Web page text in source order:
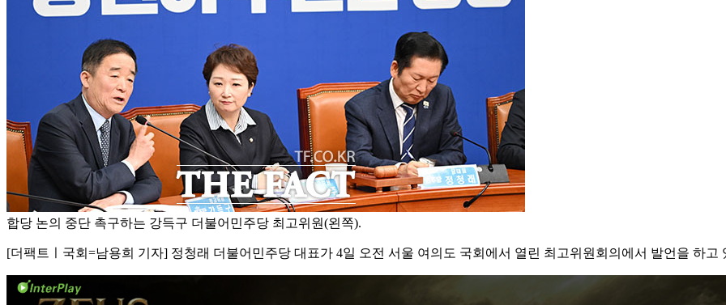
합당 논의 중단 촉구하는 강득구 더불어민주당 최고위원(왼쪽).
[더팩트ㅣ국회=남용희 기자] 정청래 더불어민주당 대표가 4일 오전 서울 여의도 국회에서 열린 최고위원회의에서 발언을 하고